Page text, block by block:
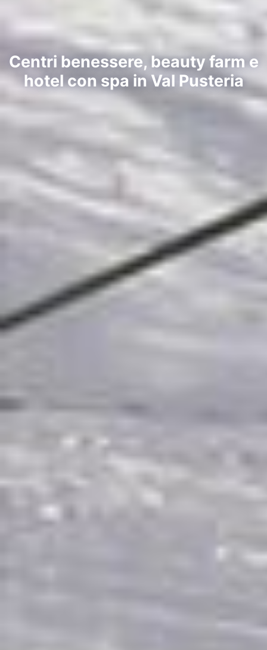
Centri benessere, beauty farm e
hotel con spa in Val Pusteria